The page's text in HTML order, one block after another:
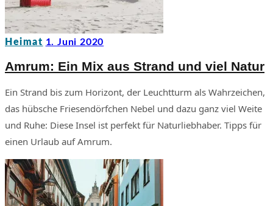
Heimat 1. Juni 2020
Amrum: Ein Mix aus Strand und viel Natur
Ein Strand bis zum Horizont, der Leuchtturm als Wahrzeichen,
das hübsche Friesendörfchen Nebel und dazu ganz viel Weite
und Ruhe: Diese Insel ist perfekt für Naturliebhaber. Tipps für
einen Urlaub auf Amrum.